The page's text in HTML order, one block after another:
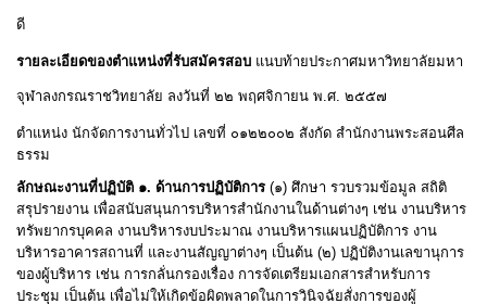
ดี
รายละเอียดของตำแหน่งที่รับสมัครสอบ แนบท้ายประกาศมหาวิทยาลัยมหา
จุฬาลงกรณราชวิทยาลัย ลงวันที่ ๒๒ พฤศจิกายน พ.ศ. ๒๕๕๗
ตำแหน่ง นักจัดการงานทั่วไป เลขที่ ๐๑๒๒๐๐๒ สังกัด สำนักงานพระสอนศีล
ธรรม
ลักษณะงานที่ปฏิบัติ ๑. ด้านการปฏิบัติการ (๑) ศึกษา รวบรวมข้อมูล สถิติ
สรุปรายงาน เพื่อสนับสนุนการบริหารสำนักงานในด้านต่างๆ เช่น งานบริหาร
ทรัพยากรบุคคล งานบริหารงบประมาณ งานบริหารแผนปฏิบัติการ งาน
บริหารอาคารสถานที่ และงานสัญญาต่างๆ เป็นต้น (๒) ปฏิบัติงานเลขานุการ
ของผู้บริหาร เช่น การกลั่นกรองเรื่อง การจัดเตรียมเอกสารสำหรับการ
ประชุม เป็นต้น เพื่อไม่ให้เกิดข้อผิดพลาดในการวินิจฉัยสั่งการของผู้